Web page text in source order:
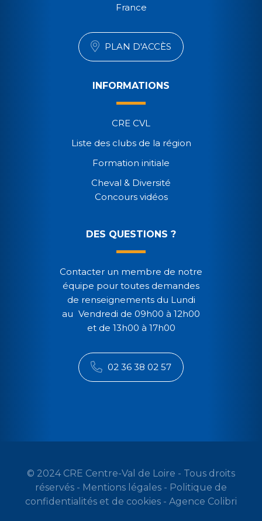
France
PLAN D'ACCÈS
INFORMATIONS
CRE CVL
Liste des clubs de la région
Formation initiale
Cheval & Diversité
Concours vidéos
DES QUESTIONS ?
Contacter un membre de notre
équipe pour toutes demandes
de renseignements du Lundi
au Vendredi de 09h00 à 12h00
et de 13h00 à 17h00
02 36 38 02 57
© 2024 CRE Centre-Val de Loire - Tous droits
réservés - Mentions légales - Politique de
confidentialités et de cookies - Agence Colibri